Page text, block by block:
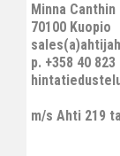
Minna
70100 Kuopio
p. +358 40
m/s Ahti 219